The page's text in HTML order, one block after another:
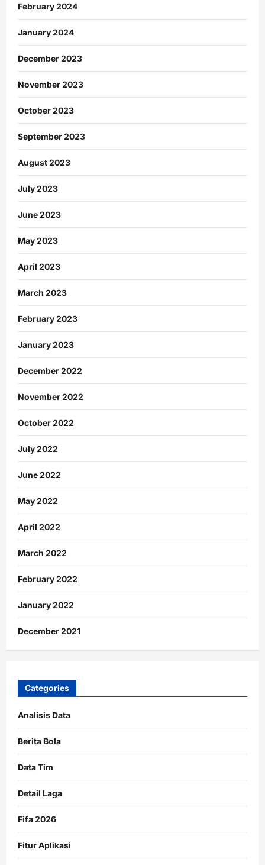
February 2024
January 2024
December 2023
November 2023
October 2023
September 2023
August 2023
July 2023
June 2023
May 2023
April 2023
March 2023
February 2023
January 2023
December 2022
November 2022
October 2022
July 2022
June 2022
May 2022
April 2022
March 2022
February 2022
January 2022
December 2021
Categories
Analisis Data
Berita Bola
Data Tim
Detail Laga
Fifa 2026
Fitur Aplikasi